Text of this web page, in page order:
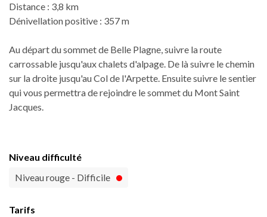
Distance : 3,8 km
Dénivellation positive : 357 m
Au départ du sommet de Belle Plagne, suivre la route
carrossable jusqu'aux chalets d'alpage. De là suivre le chemin
sur la droite jusqu'au Col de l'Arpette. Ensuite suivre le sentier
qui vous permettra de rejoindre le sommet du Mont Saint
Jacques.
Niveau difficulté
Niveau rouge - Difficile
Tarifs